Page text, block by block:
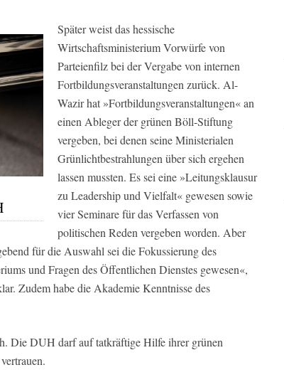
Später weist das hessische
Wirtschaftsministerium Vorwürfe von
Parteienfilz bei der Vergabe von internen
Fortbildungsveranstaltungen zurück. Al-
Wazir hat »Fortbildungsveranstaltungen« an
einen Ableger der grünen Böll-Stiftung
vergeben, bei denen seine Ministerialen
Grünlichtbestrahlungen über sich ergehen
lassen mussten. Es sei eine »Leitungsklausur
zu Leadership und Vielfalt« gewesen sowie
vier Seminare für das Verfassen von
politischen Reden vergeben worden. Aber
für die Auswahl sei die Fokussierung des
und Fragen des Öffentlichen Dienstes gewesen«,
Zudem habe die Akademie Kenntnisse des
Die DUH darf auf tatkräftige Hilfe ihrer grünen